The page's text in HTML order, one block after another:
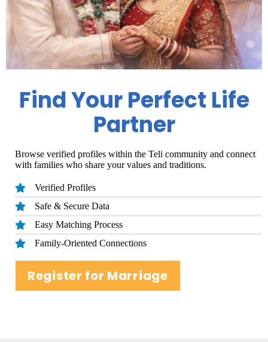
Find Your Perfect Life
Partner
Browse verified profiles within the Teli community and connect
with families who share your values and traditions.
Verified Profiles
Safe & Secure Data
Easy Matching Process
Family-Oriented Connections
Register for Marriage